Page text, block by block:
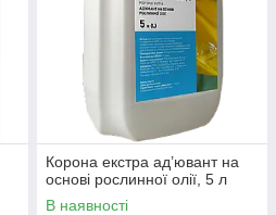
Корона екстра ад’ювант на
основі рослинної олії, 5 л
В наявності